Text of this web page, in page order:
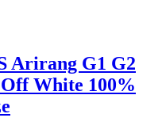
Arirang G1 G2
White 100%